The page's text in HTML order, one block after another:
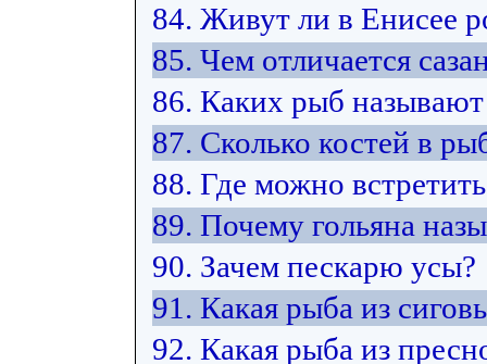
84. Живут ли в Енисее
85. Чем отличается
86. Каких рыб
87. Сколько костей в
88. Где можно
89. Почему гольяна
90. Зачем пескарю усы?
91. Какая рыба из
92. Какая рыба из